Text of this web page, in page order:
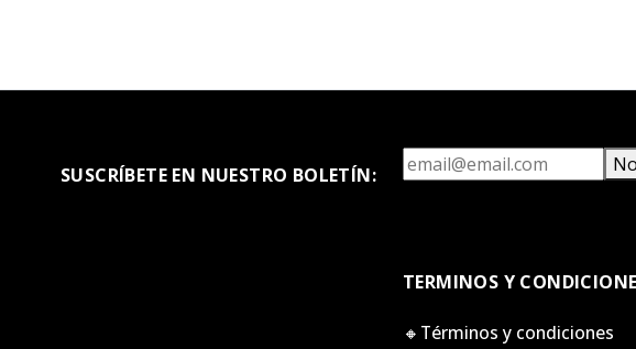
SUSCRÍBETE EN NUESTRO BOLETÍN:
TERMINOS Y
🔸Términos y condiciones